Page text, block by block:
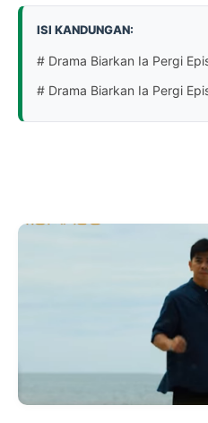
ISI KANDUNGAN:
# Drama Biarkan Ia Pergi
# Drama Biarkan Ia Pergi